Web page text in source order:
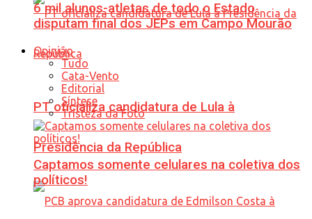
PT oficializa candidatura de Lula à
Presidência da República
6 mil alunos-atletas de todo o Estado
disputam final dos JEPs em Campo Mourão
Opinião
Tudo
Cata-Vento
Editorial
Síntese
Tristeza da Foto
Captamos somente celulares na coletiva dos
políticos!